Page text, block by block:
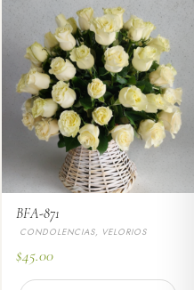
BFA-871
CONDOLENCIAS, VELORIOS
$45.00